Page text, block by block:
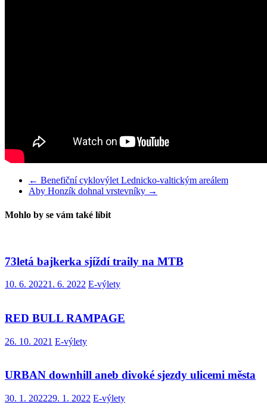
← Benefiční cyklovýlet Lednicko-valtickým areálem
Aby Honzík dohnal vrstevníky →
Mohlo by se vám také líbit
73letá bajkerka sjíždí traily na MTB
10. 6. 20221. 6. 2022 E-výlety
RED BULL RAMPAGE
26. 10. 2021 E-výlety
URBAN downhill aneb divoké sjezdy ulicemi města
30. 1. 202229. 1. 2022 E-výlety